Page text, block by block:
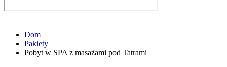
Dom
Pakiety
Pobyt w SPA z masażami pod Tatrami